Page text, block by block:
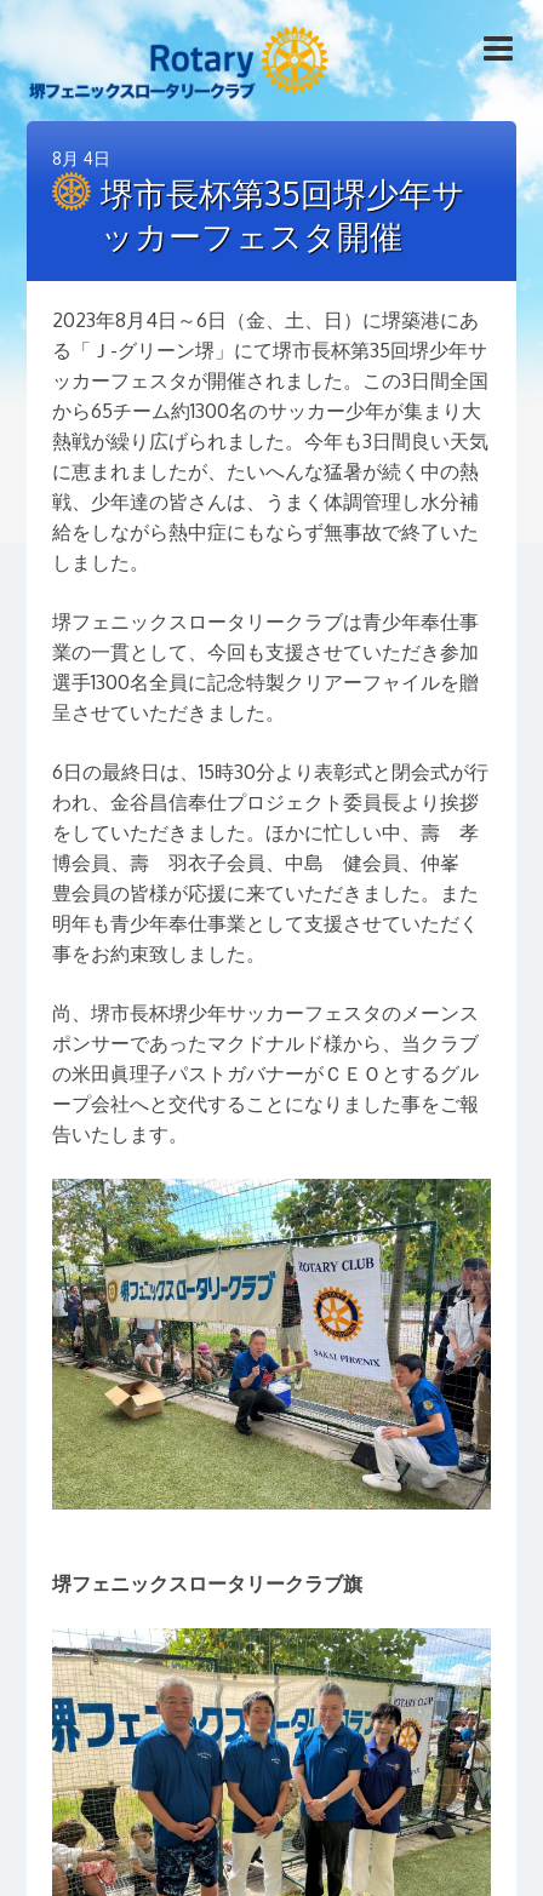
8月 4日
堺市長杯第35回堺少年サ
ッカーフェスタ開催
2023年8月4日～6日（金、土、日）に堺築港にあ
る「Ｊ-グリーン堺」にて堺市長杯第35回堺少年サ
ッカーフェスタが開催されました。この3日間全国
から65チーム約1300名のサッカー少年が集まり大
熱戦が繰り広げられました。今年も3日間良い天気
に恵まれましたが、たいへんな猛暑が続く中の熱
戦、少年達の皆さんは、うまく体調管理し水分補
給をしながら熱中症にもならず無事故で終了いた
しました。
堺フェニックスロータリークラブは青少年奉仕事
業の一貫として、今回も支援させていただき参加
選手1300名全員に記念特製クリアーフャイルを贈
呈させていただきました。
6日の最終日は、15時30分より表彰式と閉会式が行
われ、金谷昌信奉仕プロジェクト委員長より挨拶
をしていただきました。ほかに忙しい中、壽 孝
博会員、壽 羽衣子会員、中島 健会員、仲峯
豊会員の皆様が応援に来ていただきました。また
明年も青少年奉仕事業として支援させていただく
事をお約束致しました。
尚、堺市長杯堺少年サッカーフェスタのメーンス
ポンサーであったマクドナルド様から、当クラブ
の米田眞理子パストガバナーがＣＥＯとするグル
ープ会社へと交代することになりました事をご報
告いたします。
堺フェニックスロータリークラブ旗